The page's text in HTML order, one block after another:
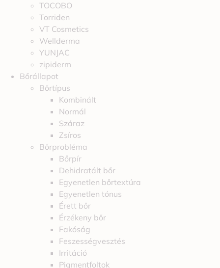
TOCOBO
Torriden
VT Cosmetics
Wellderma
YUNJAC
zipiderm
Bőrállapot
Bőrtípus
Kombinált
Normál
Száraz
Zsíros
Bőrprobléma
Bőrpír
Dehidratált bőr
Egyenetlen bőrtextúra
Egyenetlen tónus
Érett bőr
Érzékeny bőr
Fakóság
Feszességvesztés
Irritáció
Pigmentfoltok